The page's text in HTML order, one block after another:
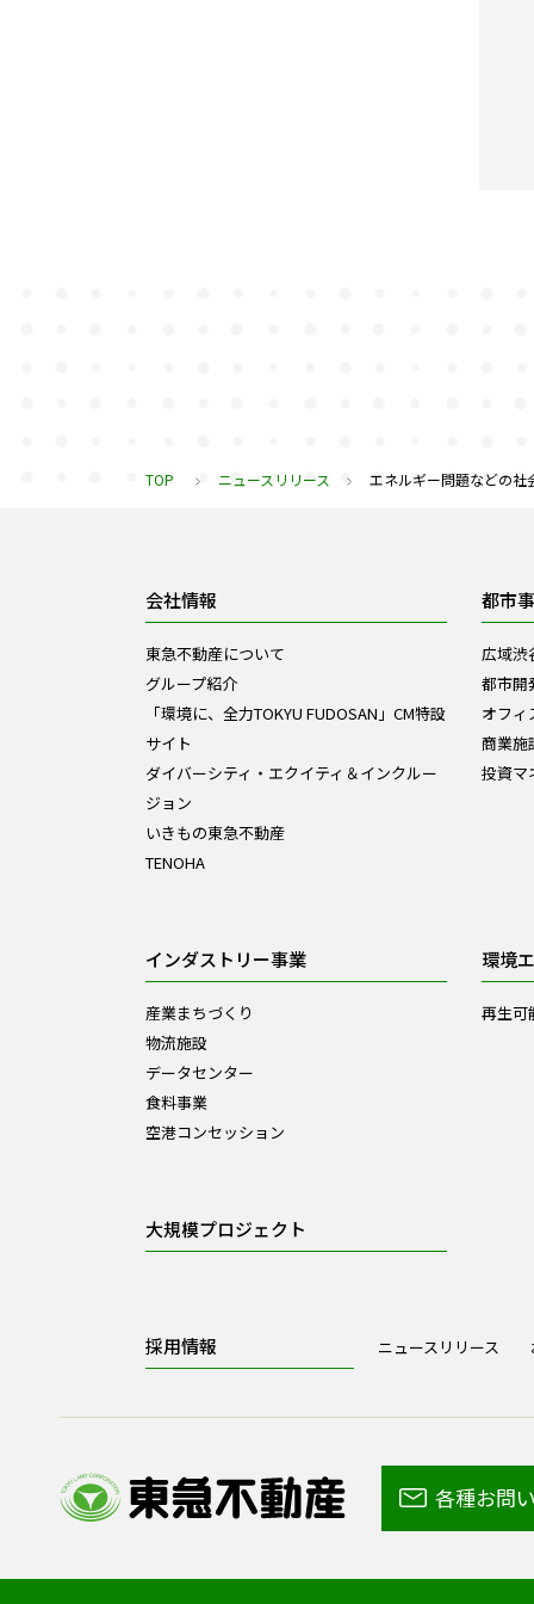
TOP ニュースリリース エネルギー問題などの社
会社情報
東急不動産について
グループ紹介
「環境に、全力TOKYU FUDOSAN」CM特設
サイト
ダイバーシティ・エクイティ＆インクルー
ジョン
いきもの東急不動産
TENOHA
都市
広域渋
都市開
オフィ
商業施
投資マ
インダストリー事業
産業まちづくり
物流施設
データセンター
食料事業
空港コンセッション
環境
再生可
大規模プロジェクト
採用情報 ニュースリリース
各種お問